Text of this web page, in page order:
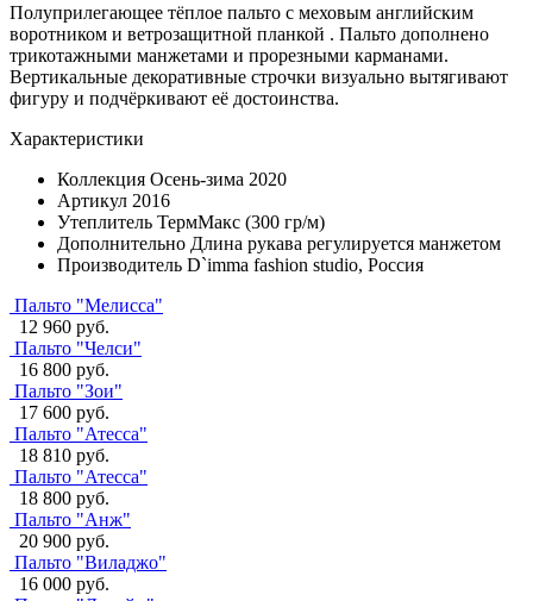
Полуприлегающее тёплое пальто с меховым английским
воротником и ветрозащитной планкой . Пальто дополнено
трикотажными манжетами и прорезными карманами.
Вертикальные декоративные строчки визуально вытягивают
фигуру и подчёркивают её достоинства.
Характеристики
Коллекция Осень-зима 2020
Артикул 2016
Утеплитель ТермМакс (300 гр/м)
Дополнительно Длина рукава регулируется манжетом
Производитель D`imma fashion studio, Россия
Пальто "Мелисса"
12 960 руб.
Пальто "Челси"
16 800 руб.
Пальто "Зои"
17 600 руб.
Пальто "Атесса"
18 810 руб.
Пальто "Атесса"
18 800 руб.
Пальто "Анж"
20 900 руб.
Пальто "Виладжо"
16 000 руб.